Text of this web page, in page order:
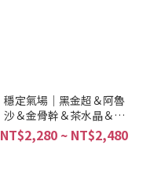
穩定氣場｜黑金超＆阿魯
沙＆金骨幹＆茶水晶＆紅
兔毛
NT$2,280 ~ NT$2,480